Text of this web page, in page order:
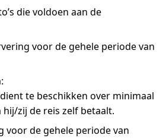
die voldoen aan de
voor de gehele periode van
te beschikken over minimaal
hij/zij de reis zelf betaalt.
voor de gehele periode van